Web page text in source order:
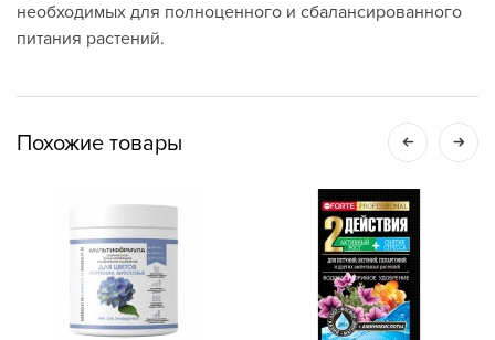
необходимых для полноценного и сбалансированного
питания растений.
Похожие товары